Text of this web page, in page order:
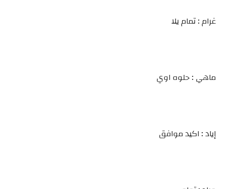
غرام : تمام يلا
ماهي : حلوه اوي
إياد : اكيد موافق